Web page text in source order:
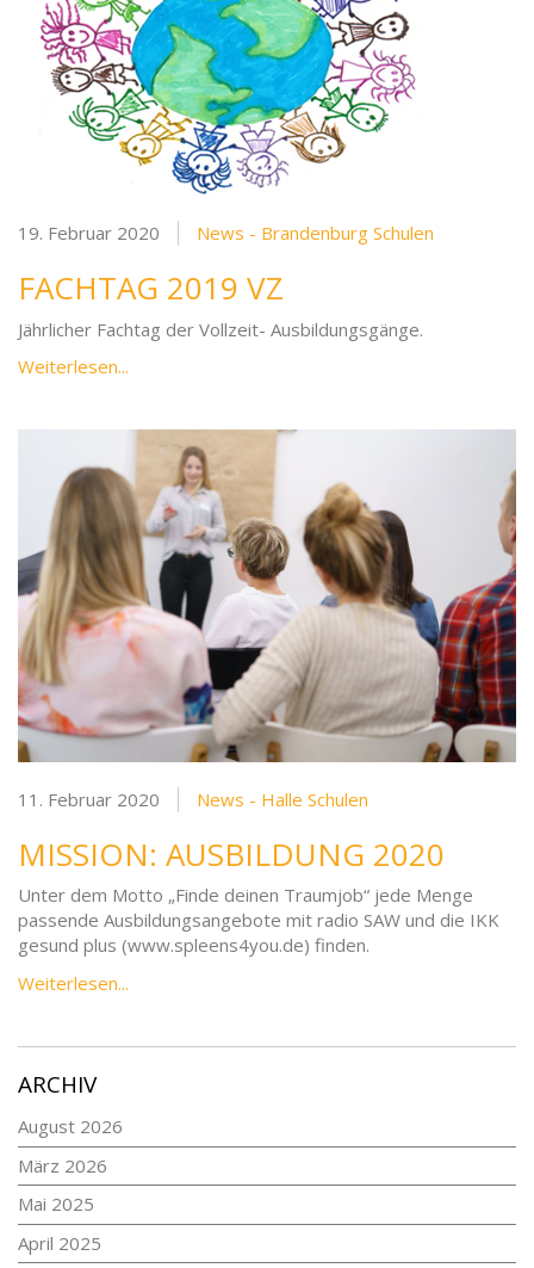
19. Februar 2020 News - Brandenburg Schulen
FACHTAG 2019 VZ
Jährlicher Fachtag der Vollzeit- Ausbildungsgänge.
Weiterlesen...
11. Februar 2020 News - Halle Schulen
MISSION: AUSBILDUNG 2020
Unter dem Motto „Finde deinen Traumjob“ jede Menge
passende Ausbildungsangebote mit radio SAW und die IKK
gesund plus (www.spleens4you.de) finden.
Weiterlesen...
ARCHIV
August 2026
März 2026
Mai 2025
April 2025